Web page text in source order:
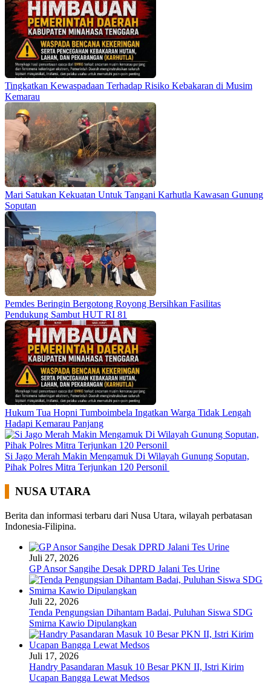
Tingkatkan Kewaspadaan Terhadap Risiko Kebakaran di Musim
Kemarau
Mari Satukan Kekuatan Untuk Tangani Karhutla Kawasan Gunung
Soputan
Pemdes Beringin Bergotong Royong Bersihkan Fasilitas
Pendukung Sambut HUT RI 81
Hukum Tua Hopni Tumboimbela Ingatkan Warga Tidak Lengah
Hadapi Kemarau Panjang
Si Jago Merah Makin Mengamuk Di Wilayah Gunung Soputan,
Pihak Polres Mitra Terjunkan 120 Personil
NUSA UTARA
Berita dan informasi terbaru dari Nusa Utara, wilayah perbatasan
Indonesia-Filipina.
Juli 27, 2026
GP Ansor Sangihe Desak DPRD Jalani Tes Urine
Juli 22, 2026
Tenda Pengungsian Dihantam Badai, Puluhan Siswa SDG
Smirna Kawio Dipulangkan
Juli 17, 2026
Handry Pasandaran Masuk 10 Besar PKN II, Istri Kirim
Ucapan Bangga Lewat Medsos